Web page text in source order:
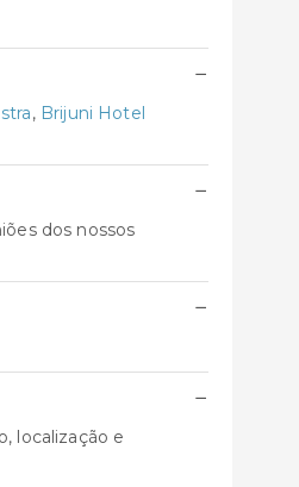
−
, Brijuni Hotel
−
dos nossos
−
−
localização e